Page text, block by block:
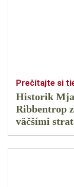
Historik
Ribbentrop
väčšími